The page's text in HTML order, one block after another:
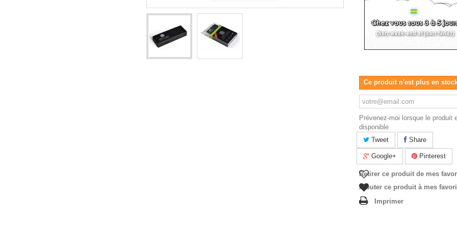
Ce produit n'est plus en
Prévenez-moi lorsque le produit
disponible
Tweet
Share
Google+ Pinterest
Retirer ce produit de mes
Ajouter ce produit à mes
Imprimer